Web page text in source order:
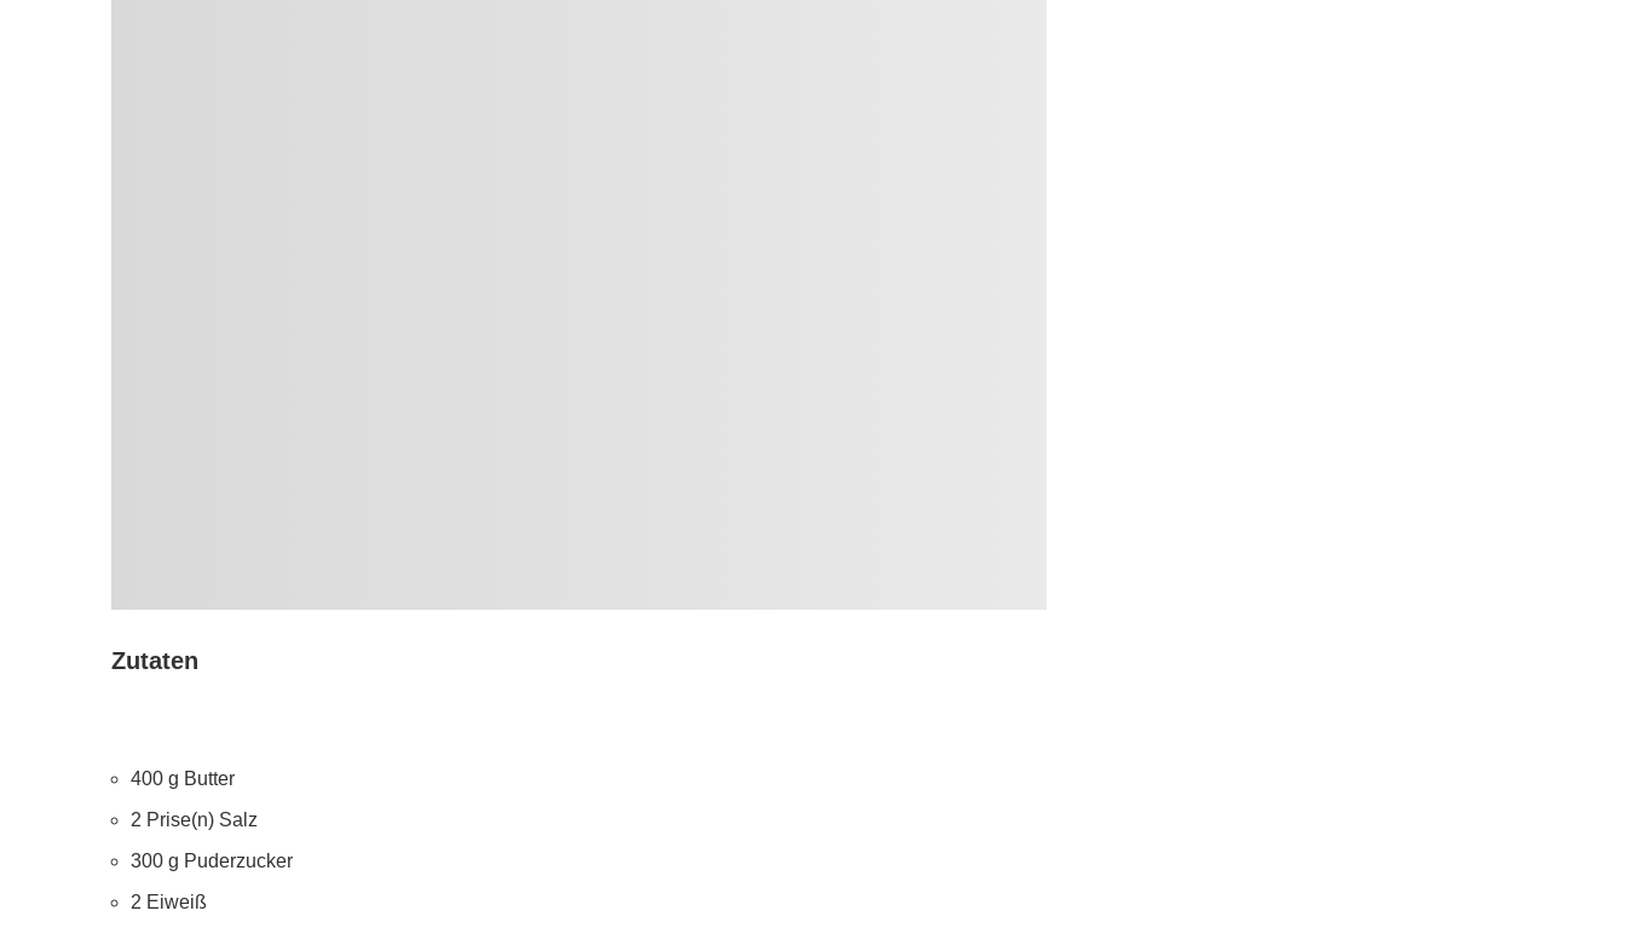
Zutaten
400 g Butter
2 Prise(n) Salz
300 g Puderzucker
2 Eiweiß